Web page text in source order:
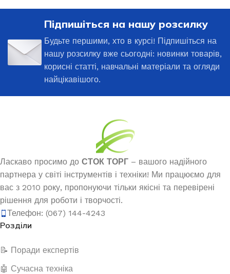
Підпишіться на нашу розсилку
Будьте першими, хто в курсі! Підпишіться на
нашу розсилку вже сьогодні: новинки товарів,
корисні статті, навчальні матеріали та огляди
найцікавішого.
Ласкаво просимо до СТОК ТОРГ – вашого надійного
партнера у світі інструментів і техніки! Ми працюємо для
вас з 2010 року, пропонуючи тільки якісні та перевірені
рішення для роботи і творчості.
Телефон: (067) 144-4243
Розділи
📝 Поради експертів
🤖 Сучасна техніка